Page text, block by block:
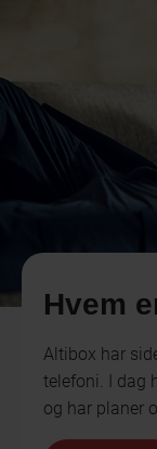
Hvem
Altibox har
telefoni. I dag
og har planer